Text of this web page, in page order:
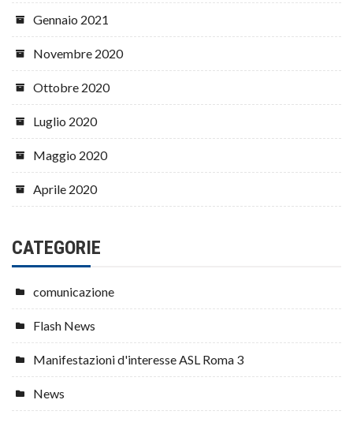
Gennaio 2021
Novembre 2020
Ottobre 2020
Luglio 2020
Maggio 2020
Aprile 2020
CATEGORIE
comunicazione
Flash News
Manifestazioni d'interesse ASL Roma 3
News